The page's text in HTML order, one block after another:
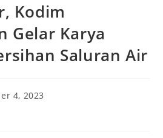
Kodim
Gelar Karya
Saluran Air
4, 2023